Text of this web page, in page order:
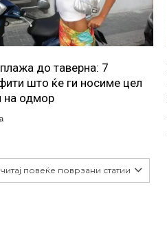
до таверна: 7
што ќе ги носиме цел
на одмор
повеќе поврзани статии